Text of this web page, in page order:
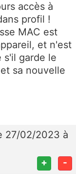
accès à
profil !
MAC est
et n'est
s'il garde le
sa nouvelle
27/02/2023 à
+ -